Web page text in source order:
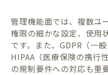
管理機能面では、複数ユ
権限の細かな設定、使用
です。また、GDPR（一
HIPAA（医療保険の携行
の規制要件への対応も重